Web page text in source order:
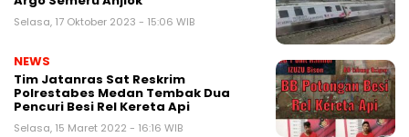
Selasa, 17 Oktober 2023 - 15:06 WIB
NEWS
Tim Jatanras Sat Reskrim
Polrestabes Medan Tembak Dua
Pencuri Besi Rel Kereta Api
Selasa, 15 Maret 2022 - 16:16 WIB